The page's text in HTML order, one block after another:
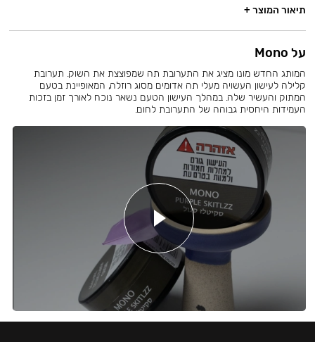
תיאור המוצר +
על Mono
המותג החדש מונו מציג את התערובת תה שמפוצצת את השוק. תערובת
קלילה לעישון העשויה מעלי תה אדומים מסוג רוזלה, המאופיינת בטעם
המתוק והעשיר שלה. במהלך העישון הטעם נשאר נוכח לאורך זמן בזכות
העמידות היחסית גבוהה של התערובת לחום.